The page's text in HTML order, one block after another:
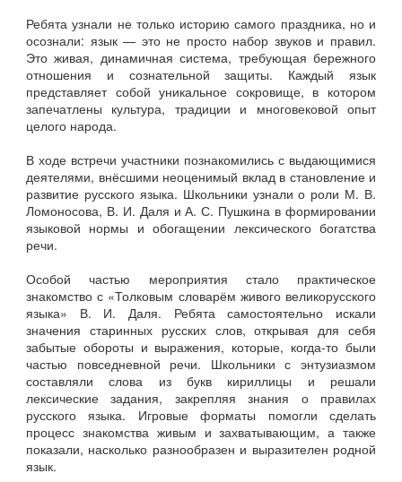
Ребята узнали не только историю самого праздника, но и
осознали: язык — это не просто набор звуков и правил.
Это живая, динамичная система, требующая бережного
отношения и сознательной защиты. Каждый язык
представляет собой уникальное сокровище, в котором
запечатлены культура, традиции и многовековой опыт
целого народа.
В ходе встречи участники познакомились с выдающимися
деятелями, внёсшими неоценимый вклад в становление и
развитие русского языка. Школьники узнали о роли М. В.
Ломоносова, В. И. Даля и А. С. Пушкина в формировании
языковой нормы и обогащении лексического богатства
речи.
Особой частью мероприятия стало практическое
знакомство с «Толковым словарём живого великорусского
языка» В. И. Даля. Ребята самостоятельно искали
значения старинных русских слов, открывая для себя
забытые обороты и выражения, которые, когда‑то были
частью повседневной речи. Школьники с энтузиазмом
составляли слова из букв кириллицы и решали
лексические задания, закрепляя знания о правилах
русского языка. Игровые форматы помогли сделать
процесс знакомства живым и захватывающим, а также
показали, насколько разнообразен и выразителен родной
язык.